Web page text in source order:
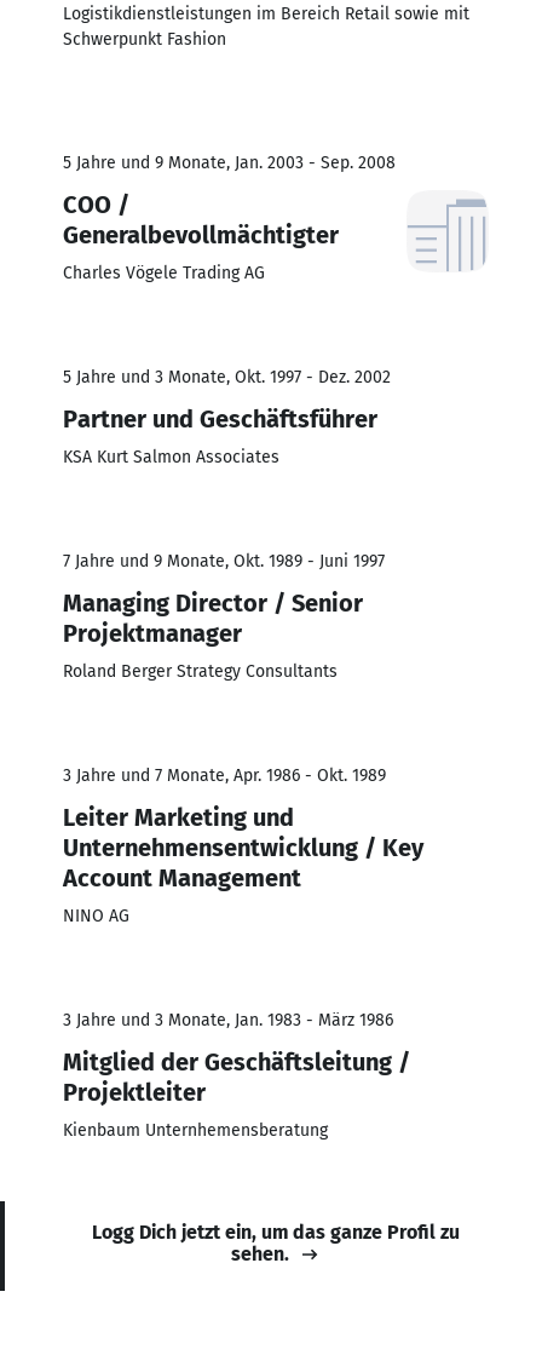
Logistikdienstleistungen im Bereich Retail sowie mit
Schwerpunkt Fashion
5 Jahre und 9 Monate, Jan. 2003 - Sep. 2008
COO /
Generalbevollmächtigter
Charles Vögele Trading AG
5 Jahre und 3 Monate, Okt. 1997 - Dez. 2002
Partner und Geschäftsführer
KSA Kurt Salmon Associates
7 Jahre und 9 Monate, Okt. 1989 - Juni 1997
Managing Director / Senior
Projektmanager
Roland Berger Strategy Consultants
3 Jahre und 7 Monate, Apr. 1986 - Okt. 1989
Leiter Marketing und
Unternehmensentwicklung / Key
Account Management
NINO AG
3 Jahre und 3 Monate, Jan. 1983 - März 1986
Mitglied der Geschäftsleitung /
Projektleiter
Kienbaum Unternhemensberatung
Logg Dich jetzt ein, um das ganze Profil zu
sehen.